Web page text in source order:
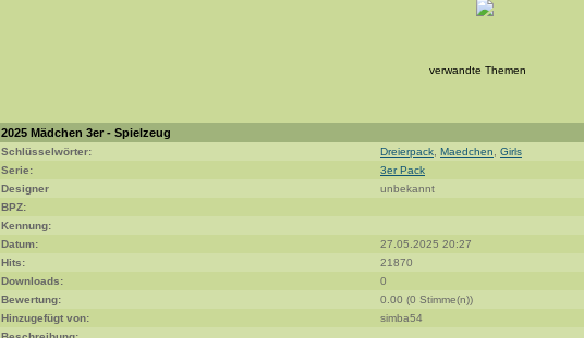
verwandte Themen
2025 Mädchen 3er - Spielzeug
Schlüsselwörter: Dreierpack Maedchen
Girls
Serie:
3er Pack
Designer
unbekannt
BPZ:
Kennung:
Datum:
27.05.2025 20:27
Hits:
21870
Downloads:
0
Bewertung:
0.00 (0 Stimme(n))
Hinzugefügt von:
simba54